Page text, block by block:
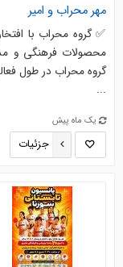
مهر محراب و امیر
محصولات فرهنگی و
گروه محراب در طول
...
یک ماه پیش
جزئیات